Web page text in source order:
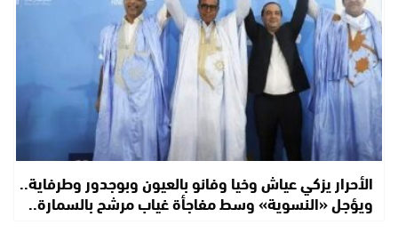
الأحرار يزكي عياش وخيا وفانو بالعيون وبوجدور وطرفاية..
ويؤجل «النسوية» وسط مفاجأة غياب مرشح بالسمارة..